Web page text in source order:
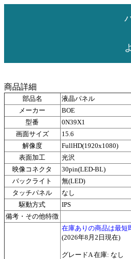
商品詳細
部品名
液晶パネル
メーカー
BOE
型番
0N39X1
画面サイズ
15.6
解像度
FullHD(1920x1080)
表面加工
光沢
映像コネクタ
30pin(LED-BL)
バックライト
無(LED)
タッチパネル
なし
駆動方式
IPS
備考・その他特徴
在庫ありの商品は最短
(2026年8月2日現在)
グレードA 在庫: なし